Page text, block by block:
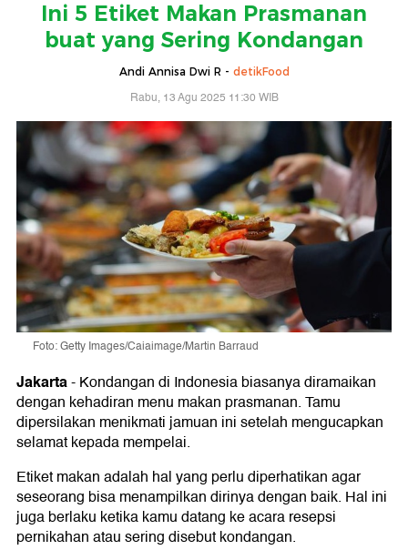
Ini 5 Etiket Makan Prasmanan
buat yang Sering Kondangan
Andi Annisa Dwi R - detikFood
Rabu, 13 Agu 2025 11:30 WIB
Foto: Getty Images/Caiaimage/Martin Barraud
Jakarta-Kondangan di Indonesia biasanya diramaikan
dengan kehadiran menu makan prasmanan. Tamu
dipersilakan menikmati jamuan ini setelah mengucapkan
selamat kepada mempelai.
Etiket makan adalah hal yang perlu diperhatikan agar
seseorang bisa menampilkan dirinya dengan baik. Hal ini
juga berlaku ketika kamu datang ke acara resepsi
pernikahan atau sering disebut kondangan.